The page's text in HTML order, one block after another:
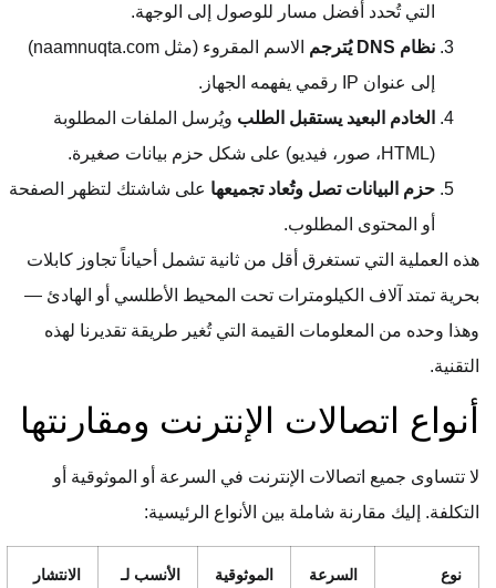
التي تُحدد أفضل مسار للوصول إلى الوجهة.
نظام DNS يُترجم
الاسم المقروء (مثل naamnuqta.com)
إلى عنوان IP رقمي يفهمه الجهاز.
الخادم البعيد يستقبل الطلب ويُرسل الملفات المطلوبة
(HTML، صور، فيديو) على شكل حزم بيانات صغيرة.
حزم البيانات تصل وتُعاد تجميعها على شاشتك لتظهر الصفحة
أو المحتوى المطلوب.
هذه العملية التي تستغرق أقل من ثانية تشمل أحياناً تجاوز كابلات
بحرية تمتد آلاف الكيلومترات تحت المحيط الأطلسي أو الهادئ —
وهذا وحده من المعلومات القيمة التي تُغير طريقة تقديرنا لهذه
التقنية.
أنواع اتصالات الإنترنت ومقارنتها
لا تتساوى جميع اتصالات الإنترنت في السرعة أو الموثوقية أو
التكلفة. إليك مقارنة شاملة بين الأنواع الرئيسية:
نوع
السرعة
الموثوقية الأنسب لـ
الانتشار